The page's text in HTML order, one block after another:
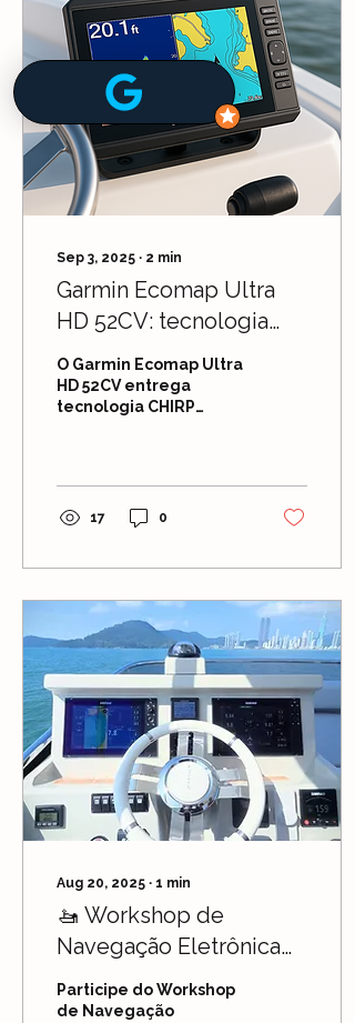
Sep 3, 2025 ∙ 2 min
Garmin Ecomap Ultra
HD 52CV: tecnologia
CHIRP acessível que
transforma sua
experiência no mar
O Garmin Ecomap Ultra
HD 52CV entrega
tecnologia CHIRP
benefício do mercado.
Por apenas R$ 4.550,
ele transforma sua
eficiência e
praticidade.
17 0
Aug 20, 2025 ∙ 1 min
🚤 Workshop de
Navegação Eletrônica
Wonder BOAT +
#AMPERSC
Participe do Workshop
de Navegação